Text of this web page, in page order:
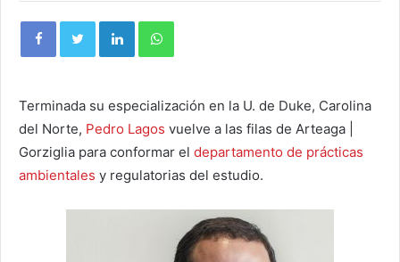
Terminada su especialización en la U. de Duke, Carolina
del Norte, Pedro Lagos vuelve a las filas de Arteaga |
Gorziglia para conformar el departamento de prácticas
ambientales y regulatorias del estudio.